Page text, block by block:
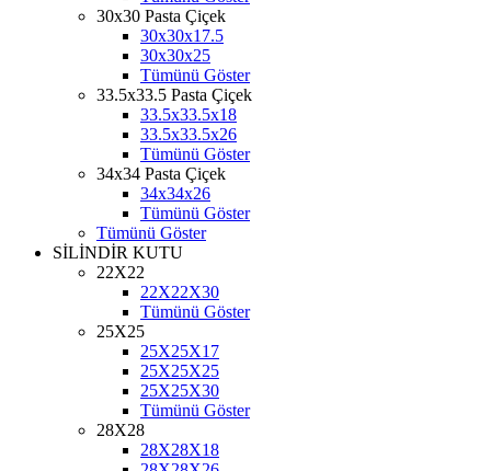
30x30 Pasta Çiçek
30x30x17.5
30x30x25
Tümünü Göster
33.5x33.5 Pasta Çiçek
33.5x33.5x18
33.5x33.5x26
Tümünü Göster
34x34 Pasta Çiçek
34x34x26
Tümünü Göster
Tümünü Göster
SİLİNDİR KUTU
22X22
22X22X30
Tümünü Göster
25X25
25X25X17
25X25X25
25X25X30
Tümünü Göster
28X28
28X28X18